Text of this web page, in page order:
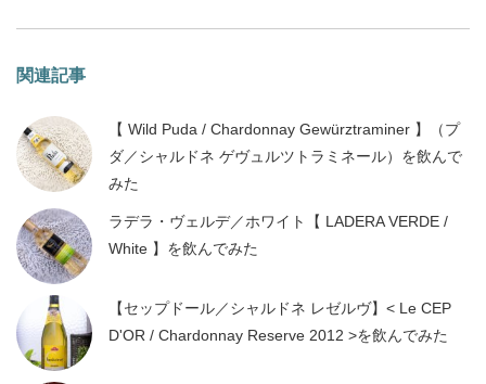
関連記事
【 Wild Puda / Chardonnay Gewürztraminer 】（プ
ダ／シャルドネ ゲヴュルツトラミネール）を飲んで
みた
ラデラ・ヴェルデ／ホワイト【 LADERA VERDE /
White 】を飲んでみた
【セップドール／シャルドネ レゼルヴ】< Le CEP
D'OR / Chardonnay Reserve 2012 >を飲んでみた